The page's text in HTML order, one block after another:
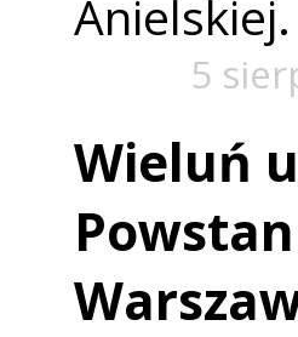
Anielskiej.
5
Wieluń